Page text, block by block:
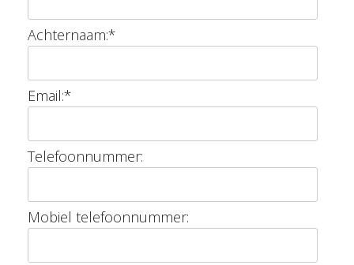
Achternaam:*
Email:*
Telefoonnummer:
Mobiel telefoonnummer: